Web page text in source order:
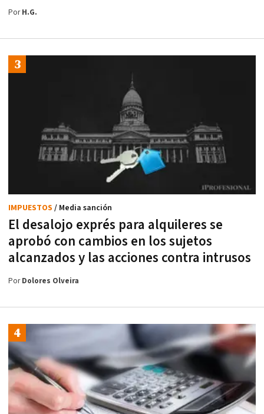
PorH.G.
El desalojo exprés para alquileres se
aprobó con cambios en los sujetos
alcanzados y las acciones contra intrusos
IMPUESTOS / Media sanción
PorDolores Olveira